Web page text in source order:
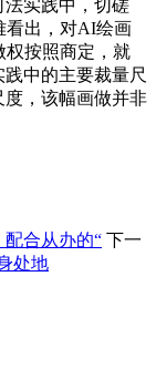
实践中，切磋
看出，对AI绘画
权按照商定，就
中的主要裁量尺
，该幅画做并非
合从办的“ 下一
处地